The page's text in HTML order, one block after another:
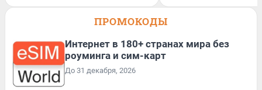
ПРОМОКОДЫ
Интернет в 180+ странах мира без
роуминга и сим-карт
До 31 декабря, 2026